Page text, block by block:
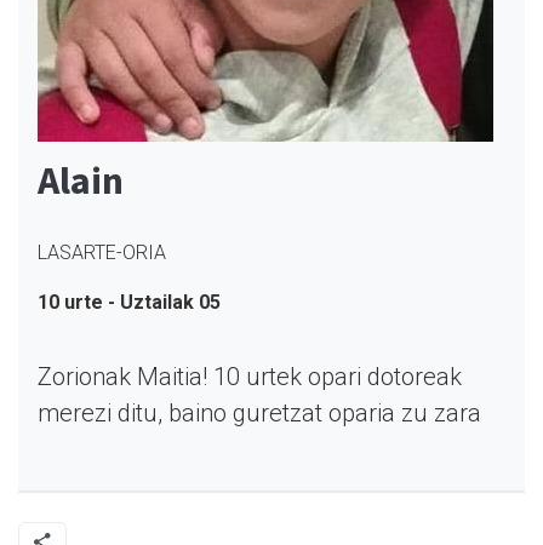
Alain
LASARTE-ORIA
10 urte - Uztailak 05
Zorionak Maitia! 10 urtek opari dotoreak
merezi ditu, baino guretzat oparia zu zara